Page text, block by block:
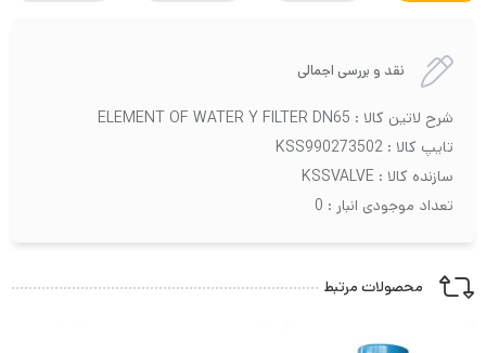
نقد و بررسی اجمالی
شرح لاتین کالا : ELEMENT OF WATER Y FILTER DN65
تایپ کالا : KSS990273502
سازنده کالا : KSSVALVE
تعداد موجودی انبار : 0
محصولات مرتبط